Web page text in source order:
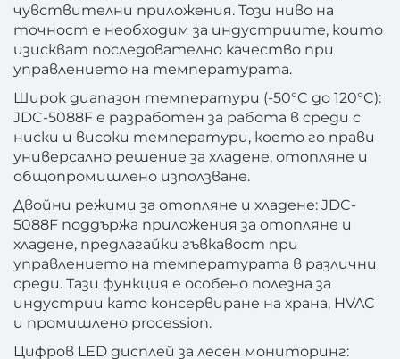
чувствителни приложения. Този ниво на
точност е необходим за индустриите, които
изискват последователно качество при
управлението на температурата.
Широк диапазон температури (-50°C до 120°C):
JDC-5088F е разработен за работа в среди с
ниски и високи температури, което го прави
универсално решение за хладене, отопляне и
общопромишлено използване.
Двойни режими за отопляне и хладене: JDC-
5088F поддържа приложения за отопляне и
хладене, предлагайки гъвкавост при
управлението на температурата в различни
среди. Тази функция е особено полезна за
индустрии като консервиране на храна, HVAC
и промишлено procession.
Цифров LED дисплей за лесен мониторинг: